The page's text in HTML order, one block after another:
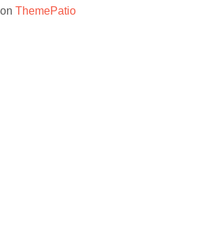
ThemePatio